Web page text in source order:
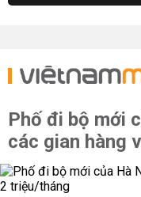
Phố đi bộ mới
các gian hàng